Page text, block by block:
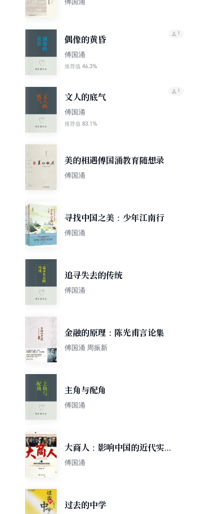
偶像的黄昏
傅国涌
推荐值 46.3%
1
文人的底气
傅国涌
推荐值 83.1%
1
美的相遇傅国涌教育随想录
傅国涌
寻找中国之美：少年江南行
傅国涌
追寻失去的传统
傅国涌
金融的原理：陈光甫言论集
傅国涌 周振新
主角与配角
傅国涌
大商人：影响中国的近代实业
家们
傅国涌
过去的中学